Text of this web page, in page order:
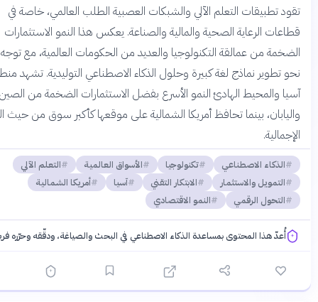
التعلم الآلي والشبكات العصبية الطلب العالمي، خاصة في
الرعاية الصحية والمالية والصناعة. يعكس هذا النمو الاستثمارات
من عمالقة التكنولوجيا والعديد من الحكومات العالمية، مع توجه قوي
نماذج لغة كبيرة وحلول الذكاء الاصطناعي التوليدية. تشهد منطقة
الهادئ النمو الأسرع بفضل الاستثمارات الضخمة من الصين
بينما تحافظ أمريكا الشمالية على موقعها كأكبر سوق من حيث القيمة
الاصطناعي تكنولوجيا الأسواق العالمية
التعلم الآلي
والاستثمار
الابتكار التقني آسيا
أمريكا الشمالية
الرقمي
النمو الاقتصادي
هذا المحتوى بمساعدة الذكاء الاصطناعي في البحث والصياغة، ودقّقه وحرّره فريقنا.